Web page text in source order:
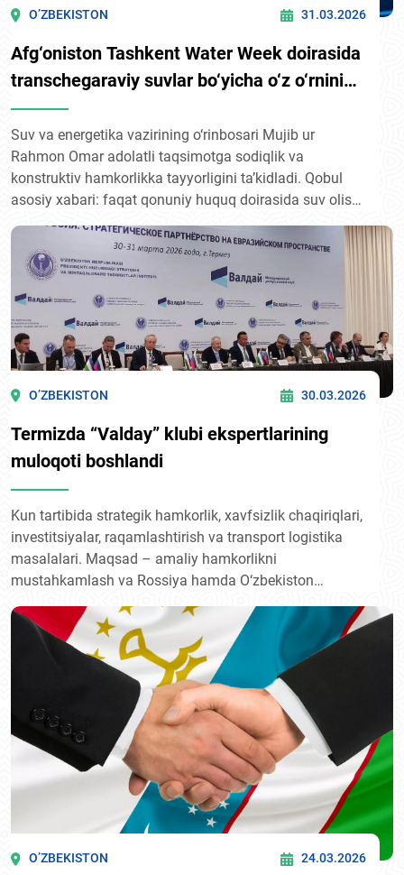
O’ZBEKISTON 31.03.2026
Afg‘oniston Tashkent Water Week doirasida
transchegaraviy suvlar bo‘yicha o‘z o‘rnini
bildirdi
Suv va energetika vazirining o‘rinbosari Mujib ur
Rahmon Omar adolatli taqsimotga sodiqlik va
konstruktiv hamkorlikka tayyorligini ta’kidladi. Qobul
asosiy xabari: faqat qonuniy huquq doirasida suv olish,
qo‘shnilarga zarar yetkazmaslik va kelishmovchiliklarni
muloqot orqali hal qilish.
O’ZBEKISTON 30.03.2026
Termizda “Valday” klubi ekspertlarining
muloqoti boshlandi
Kun tartibida strategik hamkorlik, xavfsizlik chaqiriqlari,
investitsiyalar, raqamlashtirish va transport logistika
masalalari. Maqsad – amaliy hamkorlikni
mustahkamlash va Rossiya hamda O‘zbekiston
o‘rtasidagi aloqalarni Yevroosiyo miqyosida yangi
bosqichga olib chiqish.
O’ZBEKISTON 24.03.2026